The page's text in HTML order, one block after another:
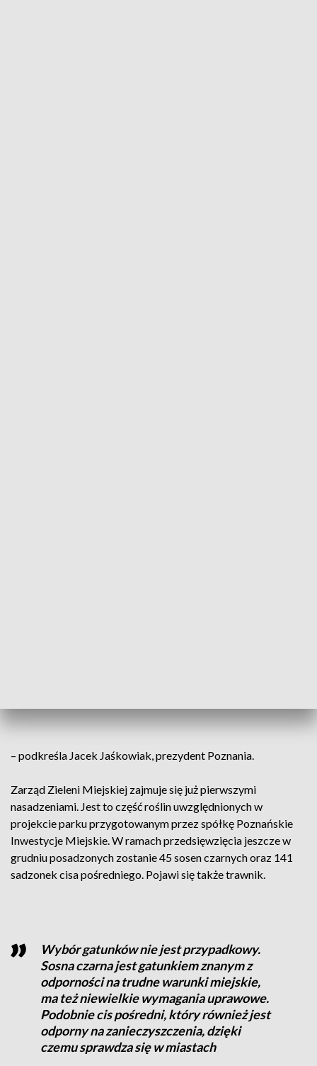
– podkreśla Jacek Jaśkowiak, prezydent Poznania.
Zarząd Zieleni Miejskiej zajmuje się już pierwszymi
nasadzeniami. Jest to część roślin uwzględnionych w
projekcie parku przygotowanym przez spółkę Poznańskie
Inwestycje Miejskie. W ramach przedsięwzięcia jeszcze w
grudniu posadzonych zostanie 45 sosen czarnych oraz 141
sadzonek cisa pośredniego. Pojawi się także trawnik.
Wybór gatunków nie jest przypadkowy.
Sosna czarna jest gatunkiem znanym z
odporności na trudne warunki miejskie,
ma też niewielkie wymagania uprawowe.
Podobnie cis pośredni, który również jest
odporny na zanieczyszczenia, dzięki
czemu sprawdza się w miastach